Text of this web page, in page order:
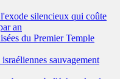
silencieux qui coûte
an
du Premier Temple
sauvagement